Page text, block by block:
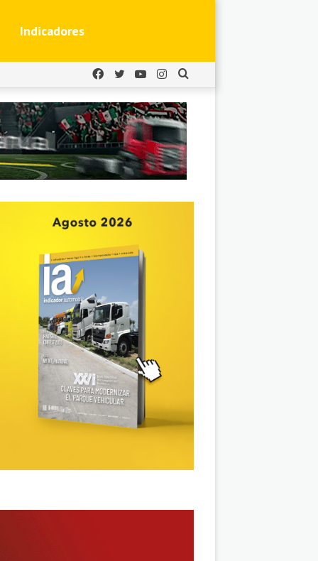
Indicadores
Buscar
Instagram
YouTube
Twitter
Facebook